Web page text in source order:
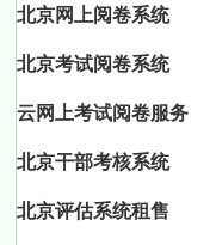
北京网上阅卷系统
北京考试阅卷系统
云网上考试阅卷服务
北京干部考核系统
北京评估系统租售